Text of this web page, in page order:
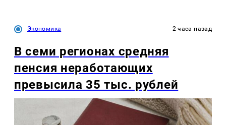
Экономика 2 часа назад
В семи регионах средняя
пенсия неработающих
превысила 35 тыс. рублей